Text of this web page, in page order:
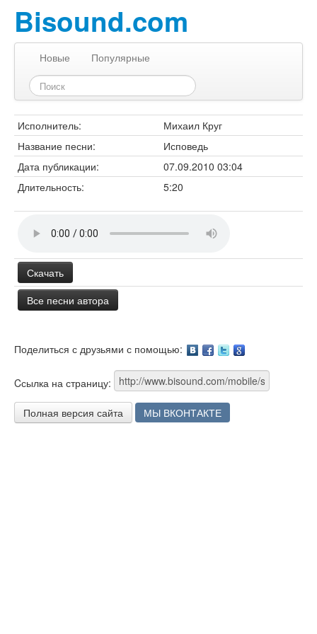
Bisound.com
Новые Популярные
Исполнитель:
Михаил Круг
Название песни:
Исповедь
Дата публикации:
07.09.2010 03:04
Длительность:
5:20
Скачать
Все песни автора
Поделиться с друзьями с помощью:
Cсылка на страницу:
Полная версия сайта МЫ ВКОНТАКТЕ